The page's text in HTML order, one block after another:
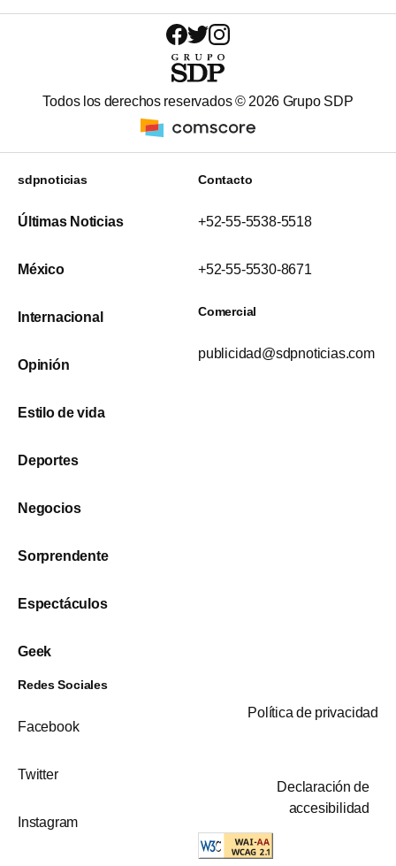
Todos los derechos reservados © 2026 Grupo SDP
sdpnoticias
Últimas Noticias
México
Internacional
Opinión
Estilo de vida
Deportes
Negocios
Sorprendente
Espectáculos
Geek
Contacto
+52-55-5538-5518
+52-55-5530-8671
Comercial
publicidad@sdpnoticias.com
Redes Sociales
Facebook
Twitter
Instagram
Política de privacidad
Declaración de
accesibilidad